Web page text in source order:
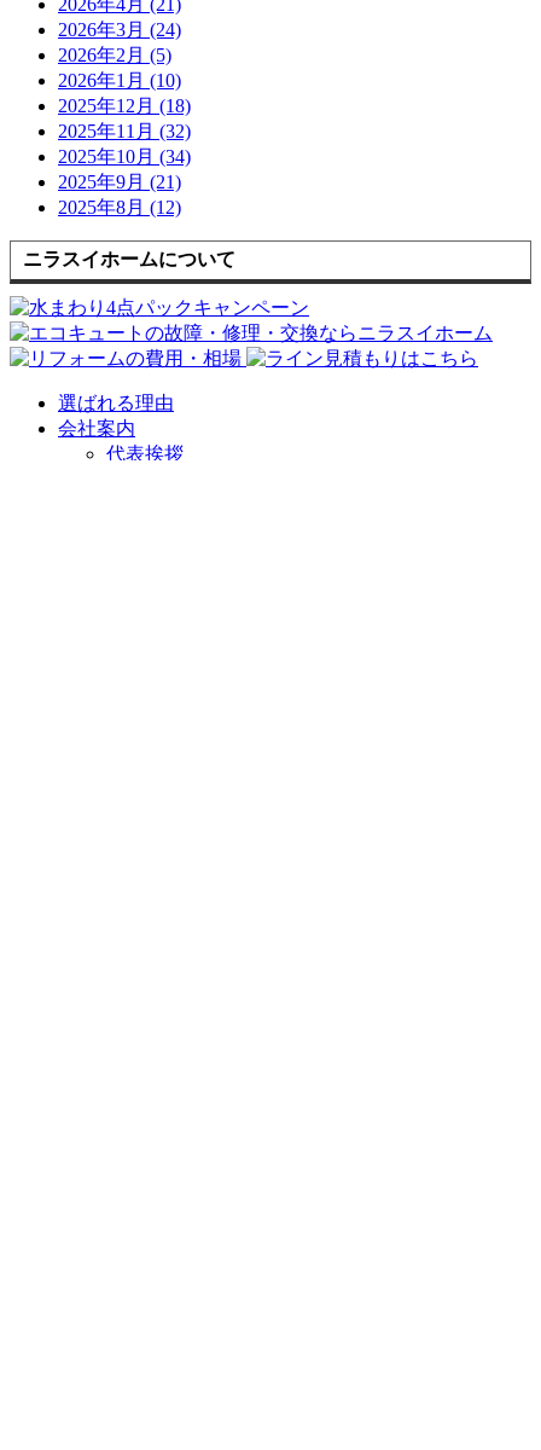
2026年3月 (24)
2026年2月 (5)
2026年1月 (10)
2025年12月 (18)
2025年11月 (32)
2025年10月 (34)
2025年9月 (21)
2025年8月 (12)
ニラスイホームについて
選ばれる理由
会社案内
代表挨拶